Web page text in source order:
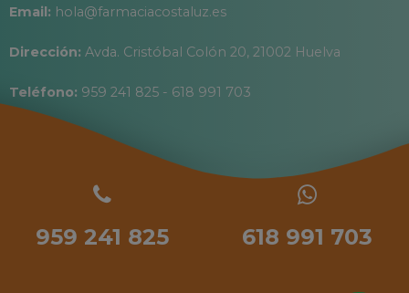
Email: hola@farmaciacostaluz.es
Dirección: Avda. Cristóbal Colón 20, 21002 Huelva
Teléfono: 959 241 825 - 618 991 703
959 241 825 618 991 703